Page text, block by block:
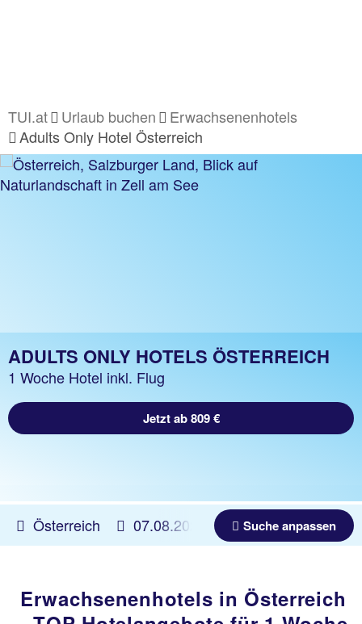
TUI.at Urlaub buchen
Erwachsenenhotels
Adults Only Hotel Österreich
ADULTS ONLY HOTELS ÖSTERREICH
1 Woche Hotel inkl. Flug
Jetzt ab 809 €
Österreich 07.08.2026 - 05.11.2026
Suche anpassen
Erwachsenenhotels in Österreich